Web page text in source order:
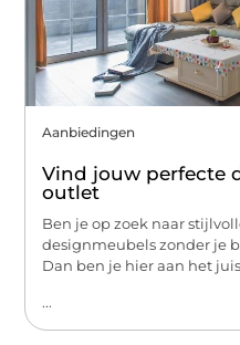
Aanbiedingen
Vind jouw perfecte
outlet
Ben je op zoek naar
designmeubels zonder je
Dan ben je hier aan het
...